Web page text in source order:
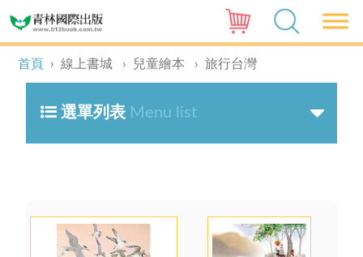
首頁 › 線上書城 › 兒童繪本 › 旅行台灣
選單列表 Menu list